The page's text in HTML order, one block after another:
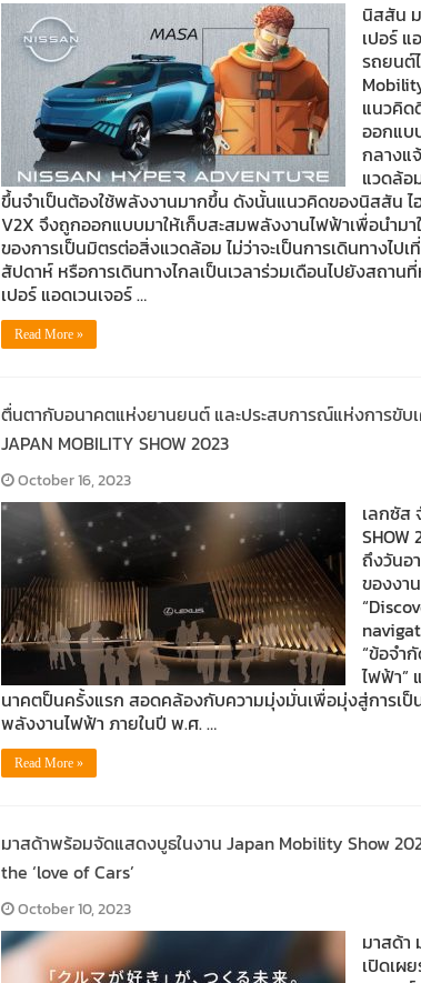
นิสสัน
เปอร์
รถยนต์
แนวคิด
ออกแบ
กลางแ
แวดล้อ
ขึ้นจำเป็นต้องใช้พลังงานมากขึ้น ดังนั้นแนวคิดของนิสสัน ไฮ
V2X จึงถูกออกแบบมาให้เก็บสะสมพลังงานไฟฟ้าเพื่อนำมา
ของการเป็นมิตรต่อสิ่งแวดล้อม ไม่ว่าจะเป็นการเดินทางไปเ
สัปดาห์ หรือการเดินทางไกลเป็นเวลาร่วมเดือนไปยังสถา
เปอร์ แอดเวนเจอร์ …
Read More »
ตื่นตากับอนาคตแห่งยานยนต์ และประสบการณ์แห่งการขับ
JAPAN MOBILITY SHOW 2023
October 16, 2023
เลกซัส
ถึงวันอ
ของงา
“ข้อจำ
ไฟฟ้า”
นาคตป็นครั้งแรก สอดคล้องกับความมุ่งมั่นเพื่อมุ่งสู่การเ
พลังงานไฟฟ้า ภายในปี พ.ศ. …
Read More »
มาสด้าพร้อมจัดแสดงบูธในงาน Japan Mobility Show
the ‘love of Cars’
October 10, 2023
มาสด้า
เปิดเผ